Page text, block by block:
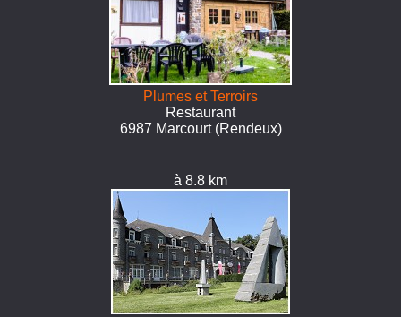
Plumes et Terroirs
Restaurant
6987 Marcourt (Rendeux)
à 8.8 km